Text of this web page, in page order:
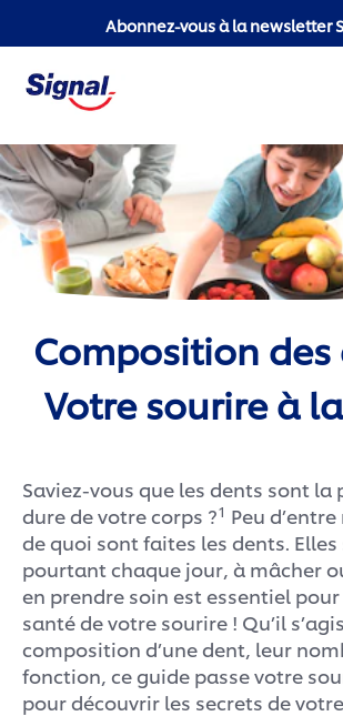
Abonnez-vous à la newsletter
Mission sociale
Produits
White Now
Signal Professionnel
Composition des
Votre sourire à
Saviez-vous que les dents sont la
dure de votre corps ?1 Peu
de quoi sont faites les dents.
pourtant chaque jour, à mâcher
en prendre soin est essentiel
santé de votre sourire ! Qu’il
composition d’une dent, leur
fonction, ce guide passe votre
pour découvrir les secrets de